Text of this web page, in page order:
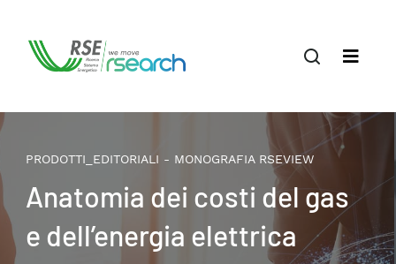
PRODOTTI_EDITORIALI - MONOGRAFIA RSEVIEW
Anatomia dei costi del gas
e dell’energia elettrica